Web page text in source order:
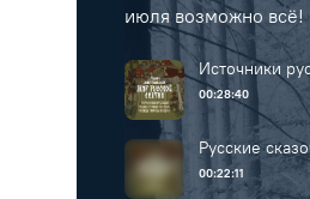
июля возможно всё!
Источники
между мифом
00:28:40
Русские
00:22:11